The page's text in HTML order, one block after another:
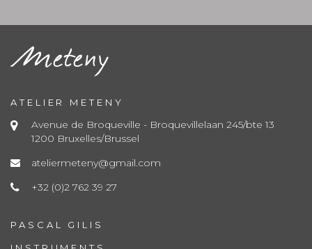
ATELIER METENY
Avenue de Broqueville - Broquevillelaan 245/bte 13
1200 Bruxelles/Brussel
ateliermeteny@gmail.com
+32 (0)2 762 39 27
PASCAL GILIS